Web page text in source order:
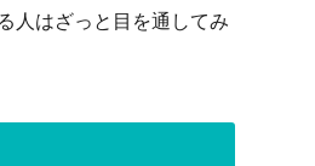
人はざっと目を通してみ